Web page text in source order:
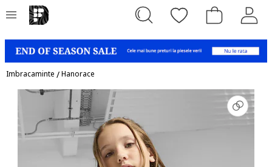
Imbracaminte /Hanorace